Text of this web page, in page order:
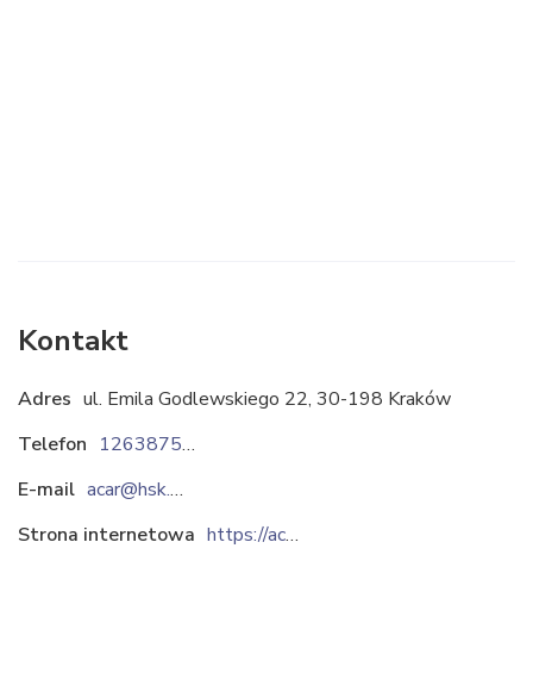
Kontakt
Adres ul. Emila Godlewskiego 22, 30-198 Kraków
Telefon
126387557
E-mail
acar@hsk.com.pl
Strona internetowa
https://acar.pl